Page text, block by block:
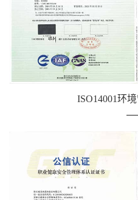
ISO14001环